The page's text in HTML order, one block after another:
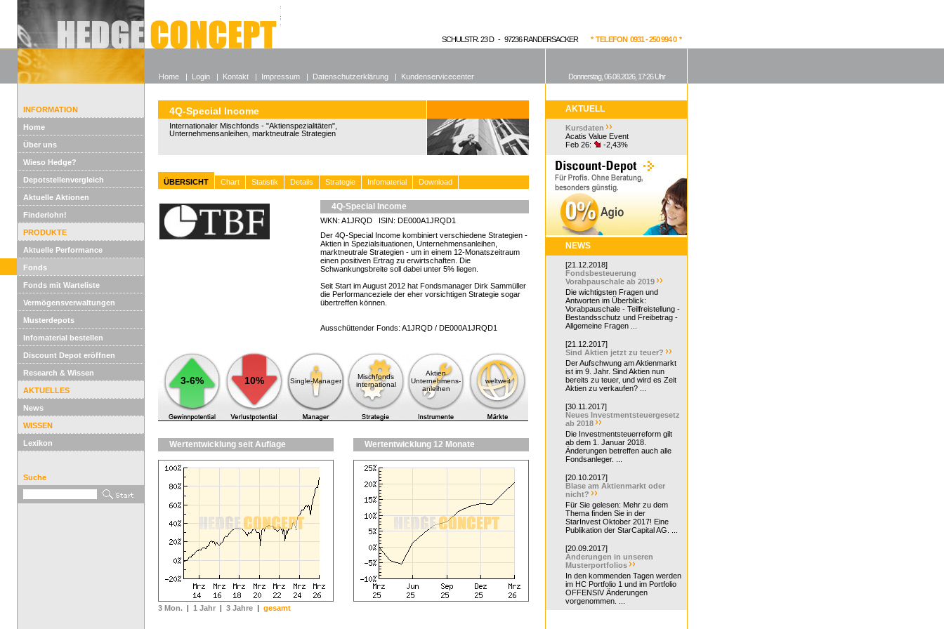
Alle offenen Fonds
Wieso Hedgefonds?
SCHULSTR. 23 D - 97236 RANDERSACKER * TELEFON 0931 - 250 994 0 *
INFORMATION
Home
Über uns
Wieso Hedge?
Depotstellenvergleich
Aktuelle Aktionen
Finderlohn!
PRODUKTE
Aktuelle Performance
Fonds
Fonds mit Warteliste
Vermögensverwaltungen
Musterdepots
Infomaterial bestellen
Discount Depot eröffnen
Research & Wissen
AKTUELLES
News
WISSEN
Lexikon
Suche
4Q-Special Income
Internationaler Mischfonds - "Aktienspezialitäten",
Unternehmensanleihen, marktneutrale Strategien
ÜBERSICHT Chart Statistik Details Strategie Infomaterial Download
4Q-Special Income
WKN: A1JRQD ISIN: DE000A1JRQD1
Der 4Q-Special Income kombiniert verschiedene Strategien -
Aktien in Spezialsituationen, Unternehmensanleihen,
marktneutrale Strategien - um in einem 12-Monatszeitraum
einen positiven Ertrag zu erwirtschaften. Die
Schwankungsbreite soll dabei unter 5% liegen.
Seit Start im August 2012 hat Fondsmanager Dirk Sammüller
die Performanceziele der eher vorsichtigen Strategie sogar
übertreffen können.
Ausschüttender Fonds: A1JRQD / DE000A1JRQD1
3-6% 10% Single-Manager
Mischfonds
international
Aktien
Unternehmens-
anleihen
weltweit
Wertentwicklung seit Auflage
3 Mon. | 1 Jahr | 3 Jahre | gesamt
Wertentwicklung 12 Monate
AKTUELL
Kursdaten
Acatis Value Event
Feb 26:
-2,43%
NEWS
[21.12.2018]
Fondsbesteuerung
Vorabpauschale ab 2019
Die wichtigsten Fragen und
Antworten im Überblick:
Vorabpauschale - Teilfreistellung -
Bestandsschutz und Freibetrag -
Allgemeine Fragen ...
[21.12.2017]
Sind Aktien jetzt zu teuer?
Der Aufschwung am Aktienmarkt
ist im 9. Jahr. Sind Aktien nun
bereits zu teuer, und wird es Zeit
Aktien zu verkaufen? ...
[30.11.2017]
Neues Investmentsteuergesetz
ab 2018
Die Investmentsteuerreform gilt
ab dem 1. Januar 2018.
Änderungen betreffen auch alle
Fondsanleger. ...
[20.10.2017]
Blase am Aktienmarkt oder
nicht?
Für Sie gelesen: Mehr zu dem
Thema finden Sie in der
StarInvest Oktober 2017! Eine
Publikation der StarCapital AG. ...
[20.09.2017]
Änderungen in unseren
Musterportfolios
In den kommenden Tagen werden
im HC Portfolio 1 und im Portfolio
OFFENSIV Änderungen
vorgenommen. ...
Home | Login | Kontakt | Impressum | Datenschutzerklärung | Kundenservicecenter Donnerstag, 06.08.2026, 17:26 Uhr